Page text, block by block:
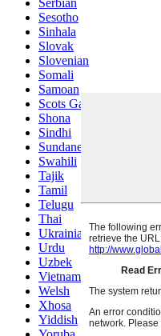
Sesotho
Sinhala
Slovak
Slovenian
Somali
Samoan
Scots Gaelic
Shona
Sindhi
Sundanese
Swahili
Tajik
Tamil
Telugu
Thai
Ukrainian
Urdu
Uzbek
Vietnamese
Welsh
Xhosa
Yiddish